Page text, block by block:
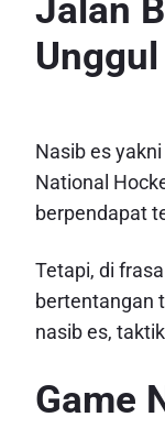
Jalan
Nasib es
National
berpendapat
Tetapi, di
bertentangan
nasib es,
Game